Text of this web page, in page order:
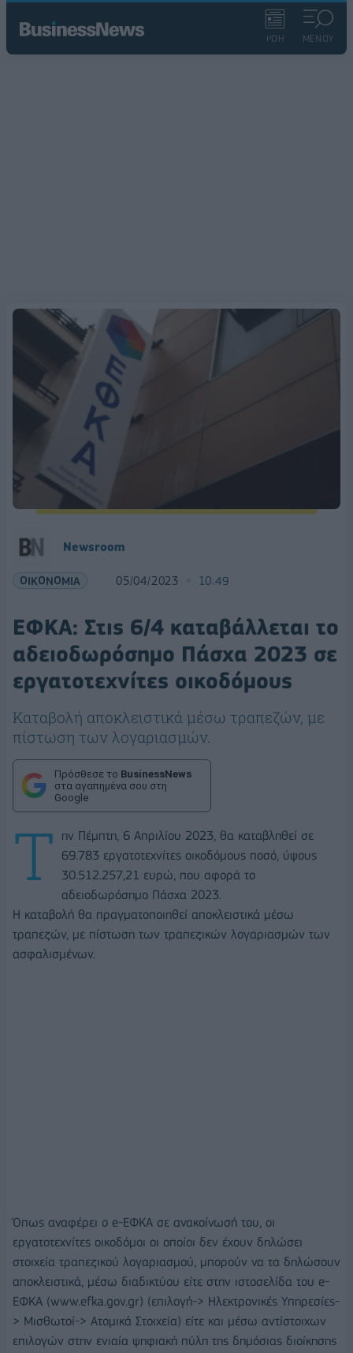
ΡΟΗ ΜΕΝΟΥ
Newsroom
ΟΙΚΟΝΟΜΙΑ 05/04/2023 10:49
ΕΦΚΑ: Στις 6/4 καταβάλλεται το
αδειοδωρόσημο Πάσχα 2023 σε
εργατοτεχνίτες οικοδόμους
Καταβολή αποκλειστικά μέσω τραπεζών, με
πίστωση των λογαριασμών.
Πρόσθεσε το BusinessNews
στα αγαπημένα σου στη
Google
Τ
ην Πέμπτη, 6 Απριλίου 2023, θα καταβληθεί σε
69.783 εργατοτεχνίτες οικοδόμους ποσό, ύψους
30.512.257,21 ευρώ, που αφορά το
αδειοδωρόσημο Πάσχα 2023.
Η καταβολή θα πραγματοποιηθεί αποκλειστικά μέσω
τραπεζών, με πίστωση των τραπεζικών λογαριασμών των
ασφαλισμένων.
Όπως αναφέρει ο e-ΕΦΚΑ σε ανακοίνωσή του, οι
εργατοτεχνίτες οικοδόμοι οι οποίοι δεν έχουν δηλώσει
στοιχεία τραπεζικού λογαριασμού, μπορούν να τα δηλώσουν
αποκλειστικά, μέσω διαδικτύου είτε στην ιστοσελίδα του e-
ΕΦΚΑ (www.efka.gov.gr) (επιλογή-> Ηλεκτρονικές Υπηρεσίες-
> Μισθωτοί-> Ατομικά Στοιχεία) είτε και μέσω αντίστοιχων
επιλογών στην ενιαία ψηφιακή πύλη της δημόσιας διοίκησης